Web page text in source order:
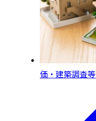
価・建築調査等